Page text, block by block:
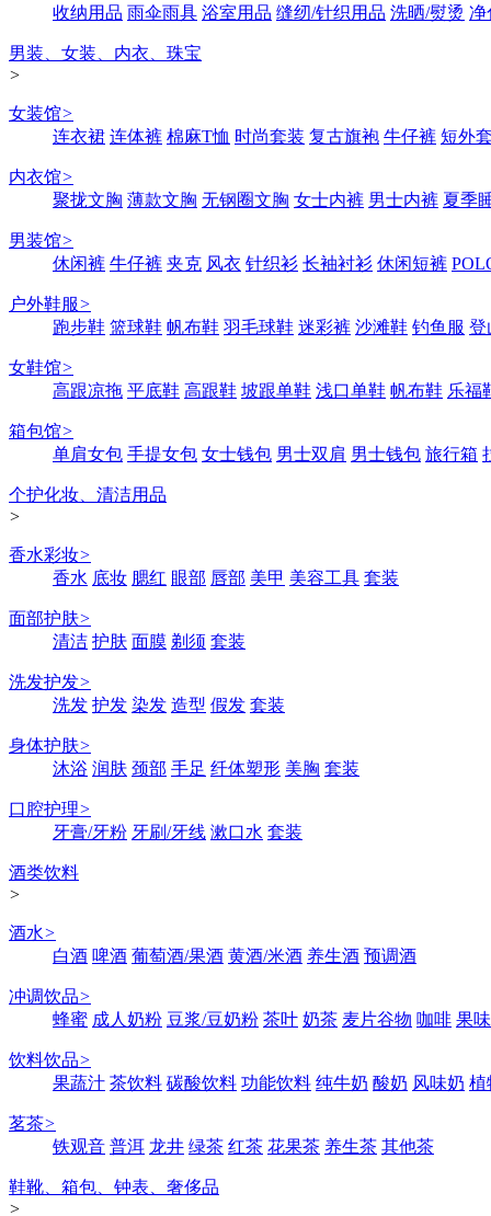
收纳用品 雨伞雨具 浴室用品 缝纫/针织用品 洗晒/熨烫 净
男装、女装、内衣、珠宝
>
女装馆>
连衣裙 连体裤 棉麻T恤 时尚套装 复古旗袍 牛仔裤 短外
内衣馆>
聚拢文胸 薄款文胸 无钢圈文胸 女士内裤 男士内裤 夏季
男装馆>
休闲裤 牛仔裤 夹克 风衣 针织衫 长袖衬衫 休闲短裤
户外鞋服>
跑步鞋 篮球鞋 帆布鞋 羽毛球鞋 迷彩裤 沙滩鞋 钓鱼服 登
女鞋馆>
高跟凉拖 平底鞋 高跟鞋 坡跟单鞋 浅口单鞋 帆布鞋 乐福
箱包馆>
单肩女包 手提女包 女士钱包 男士双肩 男士钱包 旅行箱
个护化妆、清洁用品
>
香水彩妆>
香水 底妆 腮红 眼部 唇部 美甲 美容工具 套装
面部护肤>
清洁 护肤 面膜 剃须 套装
洗发护发>
洗发 护发 染发 造型 假发 套装
身体护肤>
沐浴 润肤 颈部 手足 纤体塑形 美胸 套装
口腔护理>
牙膏/牙粉 牙刷/牙线 漱口水 套装
酒类饮料
>
酒水>
白酒 啤酒 葡萄酒/果酒 黄酒/米酒 养生酒 预调酒
冲调饮品>
蜂蜜 成人奶粉 豆浆/豆奶粉 茶叶 奶茶 麦片谷物 咖啡 果
饮料饮品>
果蔬汁 茶饮料 碳酸饮料 功能饮料 纯牛奶 酸奶 风味奶 植
茗茶>
铁观音 普洱 龙井 绿茶 红茶 花果茶 养生茶 其他茶
鞋靴、箱包、钟表、奢侈品
>